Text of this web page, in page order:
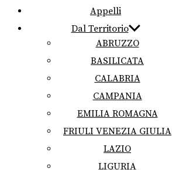
Appelli
Dal Territorio
ABRUZZO
BASILICATA
CALABRIA
CAMPANIA
EMILIA ROMAGNA
FRIULI VENEZIA GIULIA
LAZIO
LIGURIA